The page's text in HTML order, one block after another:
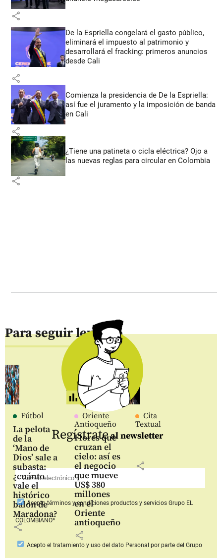
share
De la Espriella congelará el gasto público,
eliminará el impuesto al patrimonio y
desarrollará el fracking: primeros anuncios
desde Cali
share
Comienza la presidencia de De la Espriella:
así fue el juramento y la imposición de banda
en Cali
share
¿Tiene una patineta o cicla eléctrica? Ojo a
las nuevas reglas para circular en Colombia
share
Para seguir leyendo
Fútbol
La pelota
de la
‘Mano de
Dios’ sale a
subasta:
¿cuánto
vale el
histórico
balón de
Maradona?
share
Oriente
Antioqueño
Flores que
cruzan el
cielo: así es
el negocio
que mueve
US$ 380
millones
en el
Oriente
antioqueño
share
Cita
Textual
share
Regístrateal newsletter
Aceptotérminos y condiciones productos y serviciosGrupo EL
COLOMBIANO*
Acepto el tratamiento y uso del dato Personal por parte del Grupo